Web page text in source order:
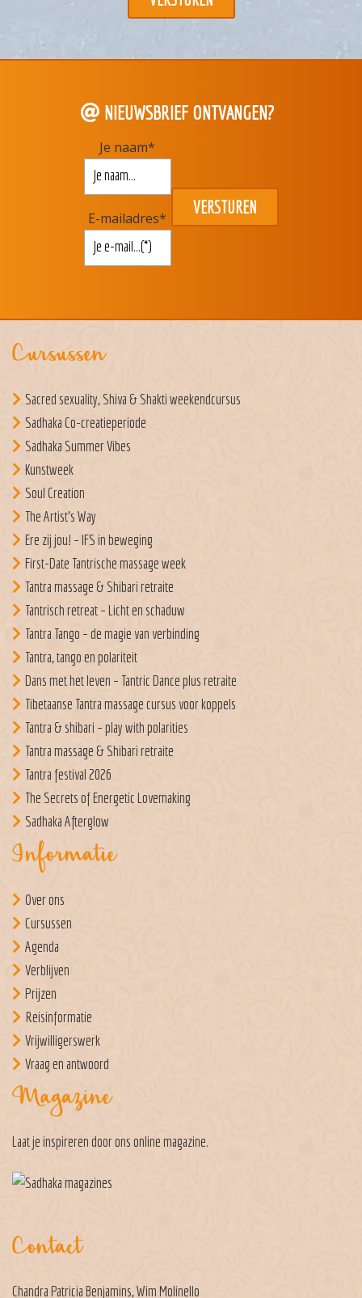
NIEUWSBRIEF ONTVANGEN?
Je naam*
E-mailadres*
Cursussen
Sacred sexuality, Shiva & Shakti weekendcursus
Sadhaka Co-creatieperiode
Sadhaka Summer Vibes
Kunstweek
Soul Creation
The Artist’s Way
Ere zij jou! – IFS in beweging
First-Date Tantrische massage week
Tantra massage & Shibari retraite
Tantrisch retreat – Licht en schaduw
Tantra Tango – de magie van verbinding
Tantra, tango en polariteit
Dans met het leven – Tantric Dance plus retraite
Tibetaanse Tantra massage cursus voor koppels
Tantra & shibari – play with polarities
Tantra massage & Shibari retraite
Tantra festival 2026
The Secrets of Energetic Lovemaking
Sadhaka Afterglow
Informatie
Over ons
Cursussen
Agenda
Verblijven
Prijzen
Reisinformatie
Vrijwilligerswerk
Vraag en antwoord
Magazine
Laat je inspireren door onsonline magazine.
Contact
Chandra Patricia Benjamins, Wim Molinello